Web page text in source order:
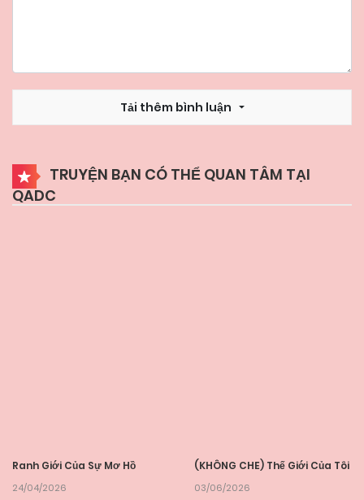
Tải thêm bình luận
TRUYỆN BẠN CÓ THỂ QUAN TÂM TẠI
QADC
Ranh Giới Của Sự Mơ Hồ
24/04/2026
(KHÔNG CHE) Thế Giới Của Tôi
03/06/2026